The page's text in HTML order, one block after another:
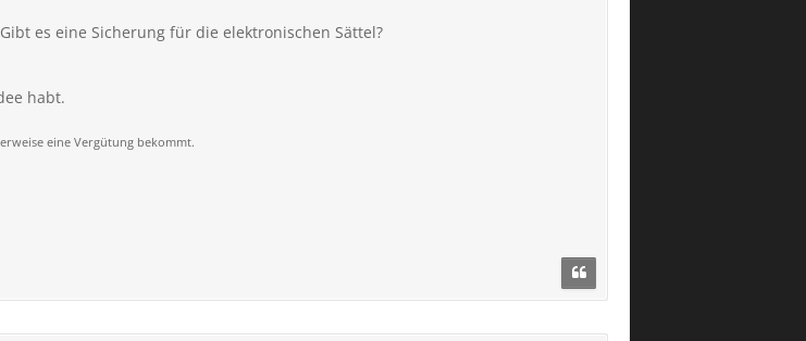
es eine Sicherung für die elektronischen Sättel?
habt.
eine Vergütung bekommt.